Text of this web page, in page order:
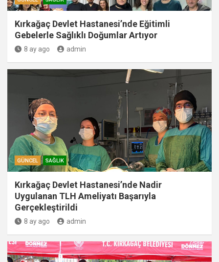
Kırkağaç Devlet Hastanesi’nde Eğitimli
Gebelerle Sağlıklı Doğumlar Artıyor
8 ay ago admin
GÜNCEL SAĞLIK
Kırkağaç Devlet Hastanesi’nde Nadir
Uygulanan TLH Ameliyatı Başarıyla
Gerçekleştirildi
8 ay ago admin